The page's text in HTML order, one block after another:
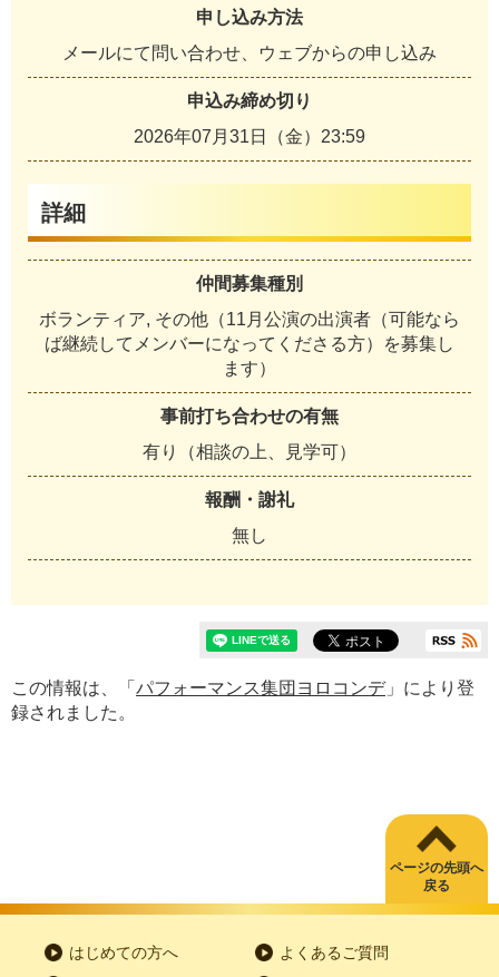
申し込み方法
メールにて問い合わせ、ウェブからの申し込み
申込み締め切り
2026年07月31日（金）23:59
詳細
仲間募集種別
ボランティア, その他（11月公演の出演者（可能なら
ば継続してメンバーになってくださる方）を募集し
ます）
事前打ち合わせの有無
有り（相談の上、見学可）
報酬・謝礼
無し
この情報は、「 パフォーマンス集団ヨロコンデ」により登
録されました。
ページの先頭へ
戻る
はじめての方へ
よくあるご質問